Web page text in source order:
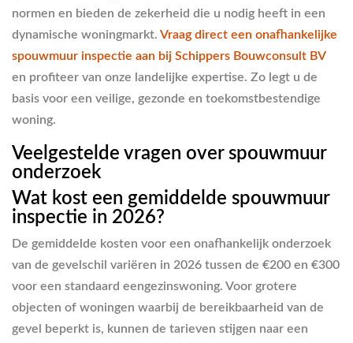
normen en bieden de zekerheid die u nodig heeft in een
dynamische woningmarkt. Vraag direct een onafhankelijke
spouwmuur inspectie aan bij Schippers Bouwconsult BV
en profiteer van onze landelijke expertise. Zo legt u de
basis voor een veilige, gezonde en toekomstbestendige
woning.
Veelgestelde vragen over spouwmuur
onderzoek
Wat kost een gemiddelde spouwmuur
inspectie in 2026?
De gemiddelde kosten voor een onafhankelijk onderzoek
van de gevelschil variëren in 2026 tussen de €200 en €300
voor een standaard eengezinswoning. Voor grotere
objecten of woningen waarbij de bereikbaarheid van de
gevel beperkt is, kunnen de tarieven stijgen naar een